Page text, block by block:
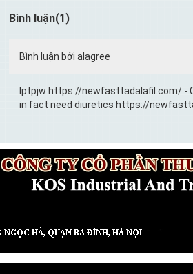
Bình luận(1)
Bình luận bởi alagree
Iptpjw https://newfasttadalafil.com/ -
in fact need diuretics https://